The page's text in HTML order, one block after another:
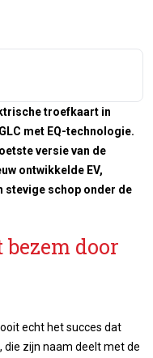
troefkaart in
met EQ-technologie.
versie van de
ontwikkelde EV,
stevige schop onder de
door
echt het succes dat
die zijn naam deelt met de